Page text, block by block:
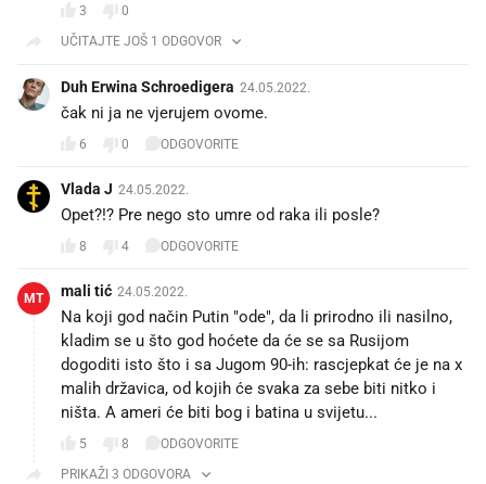
3
0
UČITAJTE JOŠ 1 ODGOVOR
Duh Erwina Schroedigera 24.05.2022.
čak ni ja ne vjerujem ovome.
6 0 ODGOVORITE
Vlada J 24.05.2022.
8 4 ODGOVORITE
MT mali tić 24.05.2022.
Na koji god način Putin "ode", da li prirodno ili nasilno,
kladim se u što god hoćete da će se sa Rusijom
dogoditi isto što i sa Jugom 90-ih: rascjepkat će je na x
malih državica, od kojih će svaka za sebe biti nitko i
ništa. A ameri će biti bog i batina u svijetu...
5 8
ODGOVORITE
PRIKAŽI 3 ODGOVORA